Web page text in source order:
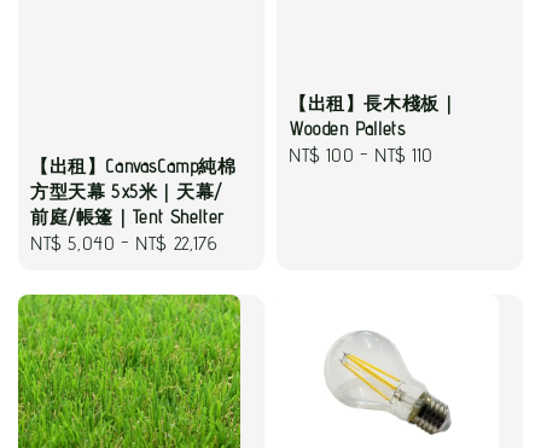
【出租】CanvasCamp純棉
方型天幕 5x5米｜天幕/
前庭/帳篷｜Tent Shelter
Regular
NT$ 5,040 - NT$ 22,176
【出租】長木棧板｜
Wooden Pallets
Regular
NT$ 100 - NT$ 110